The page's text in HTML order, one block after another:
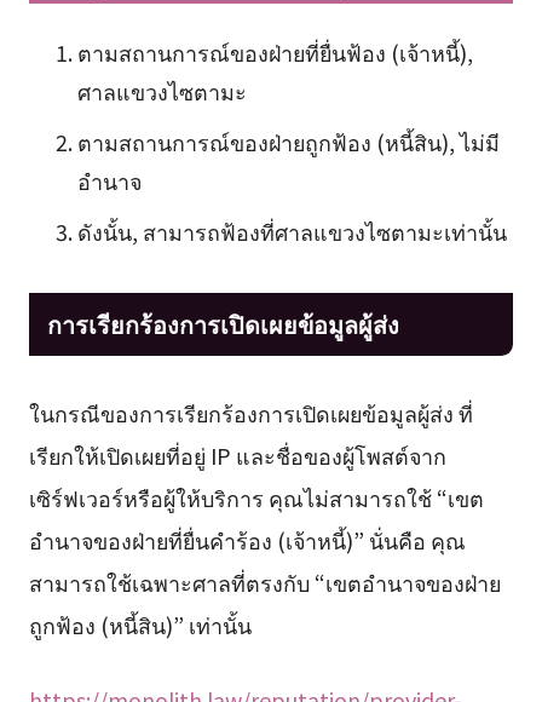
ตามสถานการณ์ของฝ่ายที่ยื่นฟ้อง (เจ้าหนี้),
ศาลแขวงไซตามะ
ตามสถานการณ์ของฝ่ายถูกฟ้อง (หนี้สิน), ไม่มี
อำนาจ
ดังนั้น, สามารถฟ้องที่ศาลแขวงไซตามะเท่านั้น
การเรียกร้องการเปิดเผยข้อมูลผู้ส่ง
ในกรณีของการเรียกร้องการเปิดเผยข้อมูลผู้ส่ง ที่
เรียกให้เปิดเผยที่อยู่ IP และชื่อของผู้โพสต์จาก
เซิร์ฟเวอร์หรือผู้ให้บริการ คุณไม่สามารถใช้ “เขต
อำนาจของฝ่ายที่ยื่นคำร้อง (เจ้าหนี้)” นั่นคือ คุณ
สามารถใช้เฉพาะศาลที่ตรงกับ “เขตอำนาจของฝ่าย
ถูกฟ้อง (หนี้สิน)” เท่านั้น